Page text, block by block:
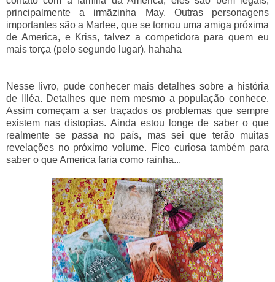
principalmente a irmãzinha May. Outras personagens
importantes são a Marlee, que se tornou uma amiga próxima
de America, e Kriss, talvez a competidora para quem eu
mais torça (pelo segundo lugar). hahaha
Nesse livro, pude conhecer mais detalhes sobre a história
de Illéa. Detalhes que nem mesmo a população conhece.
Assim começam a ser traçados os problemas que sempre
existem nas distopias. Ainda estou longe de saber o que
realmente se passa no país, mas sei que terão muitas
revelações no próximo volume. Fico curiosa também para
saber o que America faria como rainha...